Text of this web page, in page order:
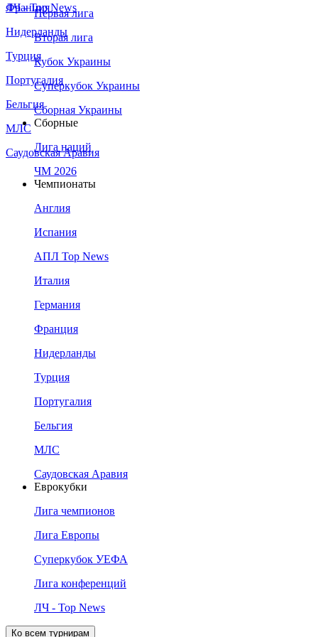
Франция
Нидерланды
Турция
Португалия
Бельгия
МЛС
Саудовская Аравия
ЛЧ - Top News
Первая лига
Вторая лига
Кубок Украины
Суперкубок Украины
Сборная Украины
Сборные
Лига наций
ЧМ 2026
Чемпионаты
Англия
Испания
АПЛ Top News
Италия
Германия
Франция
Нидерланды
Турция
Португалия
Бельгия
МЛС
Саудовская Аравия
Еврокубки
Лига чемпионов
Лига Европы
Суперкубок УЕФА
Лига конференций
ЛЧ - Top News
Ко всем турнирам